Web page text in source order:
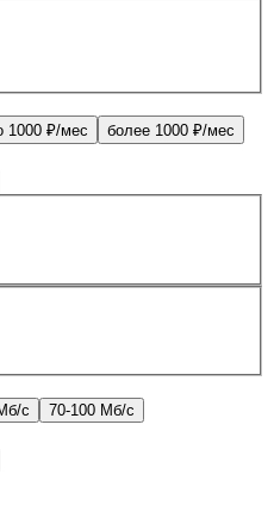
1000 ₽/мес более 1000 ₽/мес
с
70-100 Мб/с